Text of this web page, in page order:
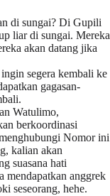
di sungai? Di Gupili
liar di sungai. Mereka
akan datang jika
segera kembali ke
gagasan-
Watulimo,
berkoordinasi
Nomor ini
kalian akan
suasana hati
mendapatkan anggrek
seseorang, hehe.